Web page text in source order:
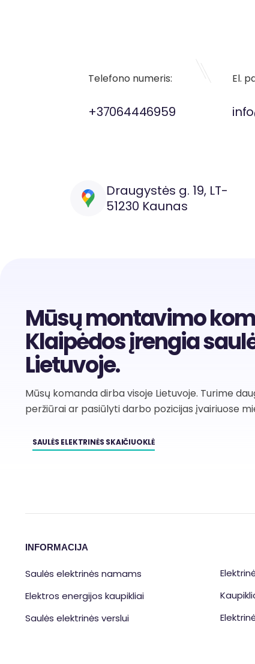
Telefono numeris:
+37064446959
El.
Draugystės g. 19, LT-
51230 Kaunas
Mūsų montavimo
Klaipėdos įrengia
Lietuvoje.
Mūsų komanda dirba visoje Lietuvoje. Turime
peržiūrai ar pasiūlyti darbo pozicijas įvairiuose
SAULĖS ELEKTRINĖS SKAIČIUOKLĖ
INFORMACIJA
Saulės elektrinės namams
Elektros energijos kaupikliai
Saulės elektrinės verslui